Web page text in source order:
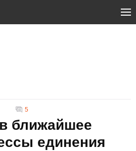
5
ближайшее
единения